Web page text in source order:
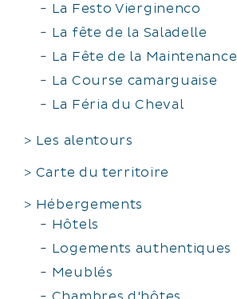
La Festo Vierginenco
La fête de la Saladelle
La Fête de la Maintenance
La Course camarguaise
La Féria du Cheval
Les alentours
Carte du territoire
Hébergements
Hôtels
Logements authentiques
Meublés